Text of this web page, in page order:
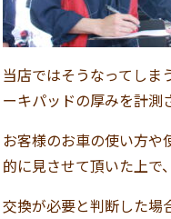
当店ではそうなってしま
ーキパッドの厚みを計測
お客様のお車の使い方や
的に見させて頂いた上で、
交換が必要と判断した場